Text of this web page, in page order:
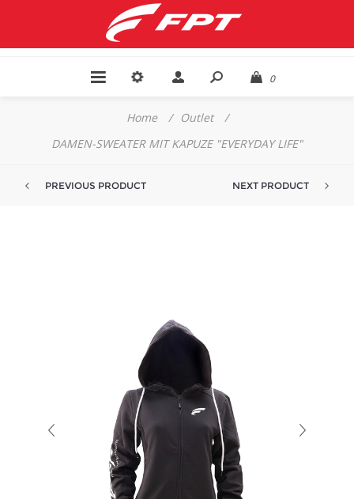
0
Home / Outlet
/
DAMEN-SWEATER MIT KAPUZE "EVERYDAY LIFE"
PREVIOUS PRODUCT NEXT PRODUCT